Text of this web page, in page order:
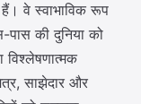
हैं। वे स्वाभाविक रूप
की दुनिया को
साझेदार और